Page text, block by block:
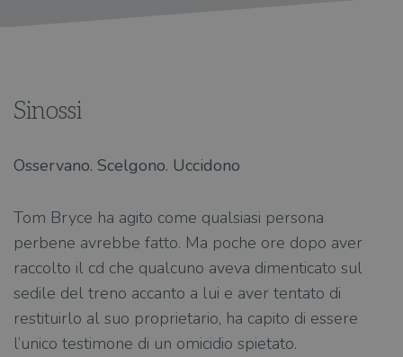
Sinossi
Osservano. Scelgono. Uccidono
Tom Bryce ha agito come qualsiasi persona
perbene avrebbe fatto. Ma poche ore dopo aver
raccolto il cd che qualcuno aveva dimenticato sul
sedile del treno accanto a lui e aver tentato di
restituirlo al suo proprietario, ha capito di essere
l’unico testimone di un omicidio spietato.